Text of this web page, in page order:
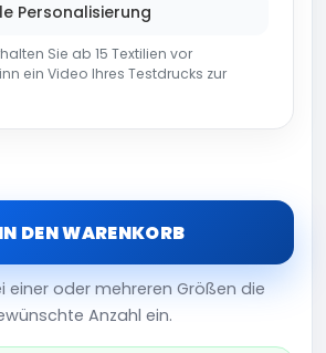
Personalisierung
Sie ab 15 Textilien vor
ein Video Ihres Testdrucks zur
IN DEN WARENKORB
einer oder mehreren Größen die
Anzahl ein.